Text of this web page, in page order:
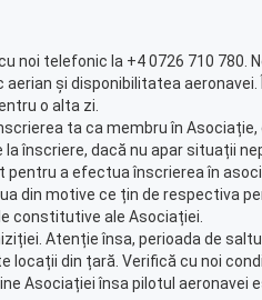
noi telefonic la +4 0726 710 780.
și disponibilitatea
o alta zi.
ta ca membru în
înscriere, dacă nu apar situații
pentru a efectua înscrierea în
din motive ce țin de respectiva
constitutive ale Asociației.
Atenție însa, perioada de
locații din țară. Verifică cu noi
Asociației însa pilotul aeronavei